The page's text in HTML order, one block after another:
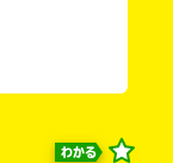
わかる